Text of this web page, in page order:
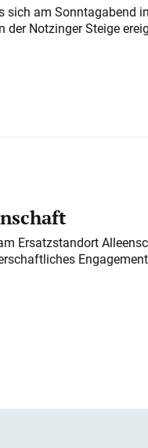
sich am Sonntagabend
Notzinger Steige
Ersatzstandort